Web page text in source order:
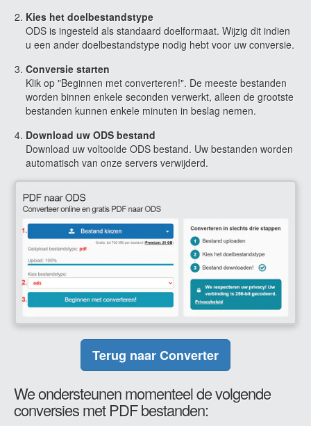
Kies het doelbestandstype
ODS is ingesteld als standaard doelformaat. Wijzig dit indien
u een ander doelbestandstype nodig hebt voor uw conversie.
Conversie starten
Klik op "Beginnen met converteren!". De meeste bestanden
worden binnen enkele seconden verwerkt, alleen de grootste
bestanden kunnen enkele minuten in beslag nemen.
Download uw ODS bestand
Download uw voltooide ODS bestand. Uw bestanden worden
automatisch van onze servers verwijderd.
Terug naar Converter
We ondersteunen momenteel de volgende
conversies met PDF bestanden: